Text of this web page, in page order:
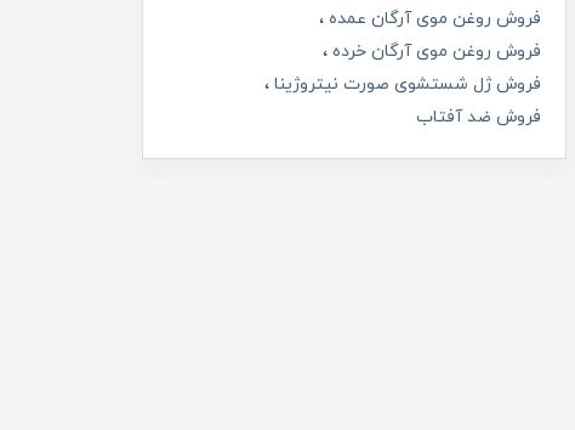
فروش روغن موی آرگان عمده
فروش روغن موی آرگان خرده
فروش ژل شستشوی صورت نیتروژینا
فروش ضد آفتاب